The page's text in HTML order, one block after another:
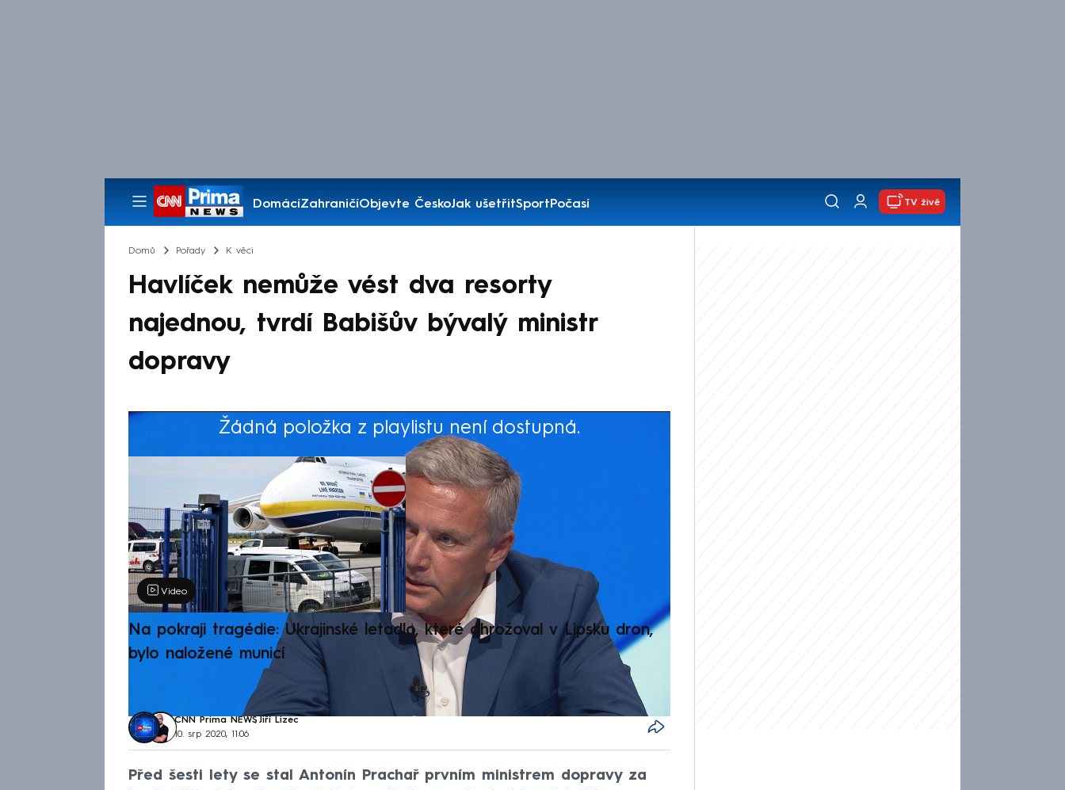
DomácíZahraničíObjevte ČeskoJak ušetřitSportPočasí
Pořady
TV živě
Domů Pořady K věci
Havlíček nemůže vést dva resorty
najednou, tvrdí Babišův bývalý ministr
dopravy
Žádná položka z playlistu není dostupná.
Výběr redakce
Video
Na pokraji tragédie: Ukrajinské letadlo, které ohrožoval v Lipsku dron,
bylo naložené municí
CNN Prima NEWS, Jiří Lizec
10. srp 2020, 11:06
Před šesti lety se stal Antonín Prachař prvním ministrem dopravy za